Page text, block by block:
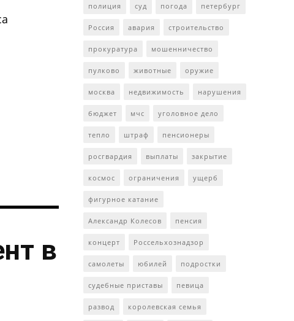
в
полиция суд погода петербург
Россия авария строительство
прокуратура мошенничество
пулково животные оружие
москва недвижимость нарушения
бюджет мчс уголовное дело
тепло штраф пенсионеры
росгвардия выплаты закрытие
космос ограничения ущерб
фигурное катание
Александр Колесов пенсия
концерт Россельхознадзор
самолеты юбилей подростки
судебные приставы певица
развод королевская семья